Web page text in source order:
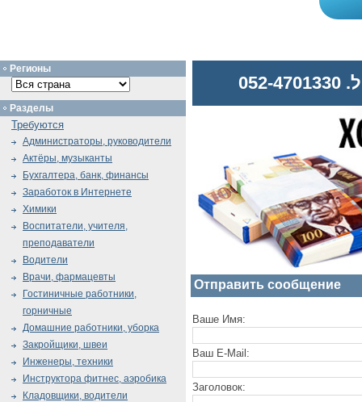
Отправить сообщение
Ваше Имя:
Ваш E-Mail:
Заголовок:
Регионы
Разделы
Требуются
Администраторы, руководители
Актёры, музыканты
Бухгалтера, банк, финансы
Заработок в Интернете
Химики
Воспитатели, учителя,
преподаватели
Водители
Врачи, фармацевты
Гостиничные работники,
горничные
Домашние работники, уборка
Закройщики, швеи
Инженеры, техники
Инструктора фитнес, аэробика
Кладовщики, водители